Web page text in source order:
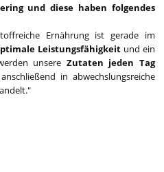
und diese haben folgendes
Ernährung ist gerade im
Leistungsfähigkeit und ein
unsere Zutaten jeden Tag
in abwechslungsreiche